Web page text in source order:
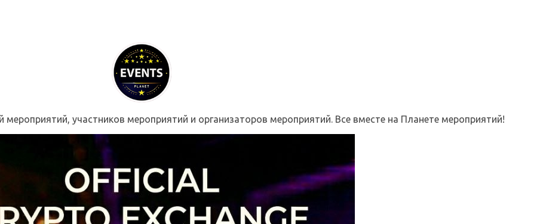
участников мероприятий и организаторов мероприятий. Все вместе на Планете мероприятий!